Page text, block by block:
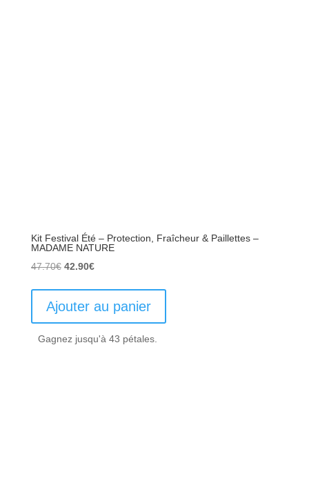
Kit Festival Été – Protection, Fraîcheur & Paillettes –
MADAME NATURE
47.70€ Le
initial
était :
47.70€.
42.90€Le
actuel
est :
42.90€.
Ajouter au panier
Gagnez jusqu'à 43 pétales.